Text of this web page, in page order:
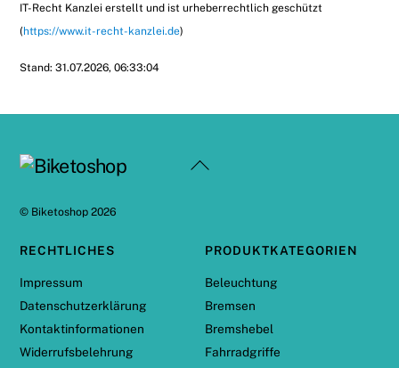
IT-Recht Kanzlei erstellt und ist urheberrechtlich geschützt
(https://www.it-recht-kanzlei.de)
Stand: 31.07.2026, 06:33:04
Back
© Biketoshop 2026
RECHTLICHES
Impressum
Datenschutzerklärung
Kontaktinformationen
Widerrufsbelehrung
PRODUKTKATEGORIEN
Beleuchtung
Bremsen
Bremshebel
Fahrradgriffe